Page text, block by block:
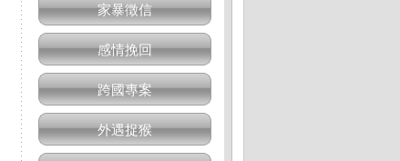
家暴徵信
感情挽回
跨國專案
外遇捉猴